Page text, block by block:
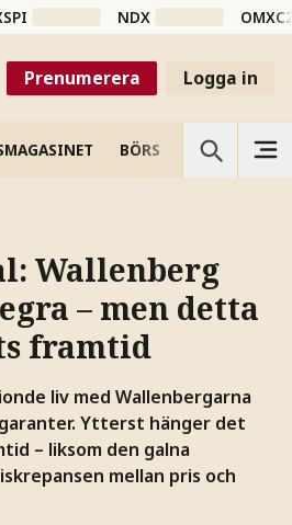
NDX
Prenumerera Logga in
BÖRS VETENSKAP
Wallenberg
– men detta
framtid
liv med Wallenbergarna
Ytterst hänger det
– liksom den galna
mellan pris och